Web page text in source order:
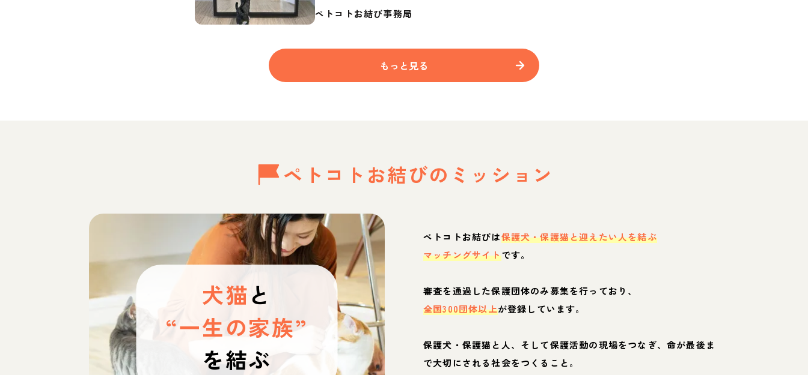
ペトコトお結び事務局
もっと見る
ペトコトお結びの ミッション
犬猫と
“一生の家族”
を結ぶ
ペトコトお結びは保護犬・保護猫と迎えたい人を結ぶ
マッチングサイトです。
審査を通過した保護団体のみ募集を行っており、
全国300団体以上が登録しています。
保護犬・保護猫と人、そして保護活動の現場をつなぎ、命が最後ま
で大切にされる社会をつくること。